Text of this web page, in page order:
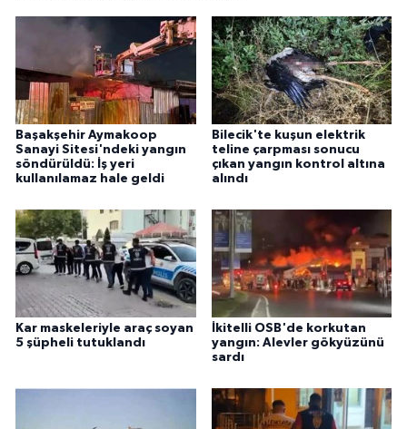
Başakşehir Aymakoop
Sanayi Sitesi'ndeki yangın
söndürüldü: İş yeri
kullanılamaz hale geldi
Bilecik'te kuşun elektrik
teline çarpması sonucu
çıkan yangın kontrol altına
alındı
Kar maskeleriyle araç soyan
5 şüpheli tutuklandı
İkitelli OSB'de korkutan
yangın: Alevler gökyüzünü
sardı